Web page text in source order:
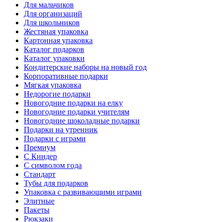
Для мальчиков
Для организаций
Для школьников
Жестяная упаковка
Картонная упаковка
Каталог подарков
Каталог упаковки
Кондитерские наборы на новый год
Корпоративные подарки
Мягкая упаковка
Недорогие подарки
Новогодние подарки на елку
Новогодние подарки учителям
Новогодние шоколадные подарки
Подарки на утренник
Подарки с играми
Премиум
С Киндер
С символом года
Стандарт
Тубы для подарков
Упаковка с развивающими играми
Элитные
Пакеты
Рюкзаки